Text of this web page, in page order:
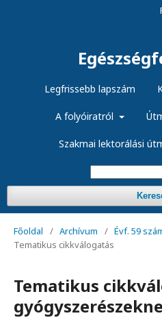
Legfrissebb lapszám
A folyóiratról
Szakmai lektorálási
Főoldal / Archívum / Évf. 59
Tematikus cikkválogatás
Tematikus